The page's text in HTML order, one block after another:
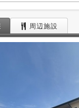
周辺施設